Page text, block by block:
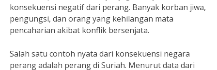
konsekuensi negatif dari perang. Banyak korban jiwa,
pengungsi, dan orang yang kehilangan mata
pencaharian akibat konflik bersenjata.
Salah satu contoh nyata dari konsekuensi negara
perang adalah perang di Suriah. Menurut data dari